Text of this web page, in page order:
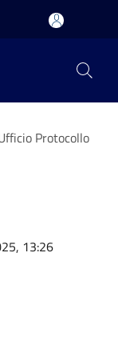
Protocollo
13:26